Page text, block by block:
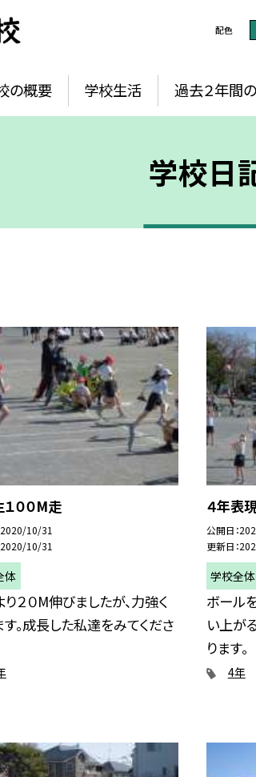
配色
の概要 学校生活 過去２年間
学校日
１００M走
2020/10/31
2020/10/31
体
２０M伸びましたが、力強く
す。成長した私達をみてくださ
４年表
公開日
更新日
学校全体
ボール
い上が
ります。
4年